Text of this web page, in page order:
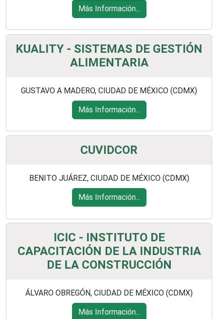
Más Información...
KUALITY - SISTEMAS DE GESTIÓN
ALIMENTARIA
GUSTAVO A MADERO, CIUDAD DE MÉXICO (CDMX)
Más Información...
CUVIDCOR
BENITO JUÁREZ, CIUDAD DE MÉXICO (CDMX)
Más Información...
ICIC - INSTITUTO DE
CAPACITACIÓN DE LA INDUSTRIA
DE LA CONSTRUCCIÓN
ÁLVARO OBREGÓN, CIUDAD DE MÉXICO (CDMX)
Más Información...